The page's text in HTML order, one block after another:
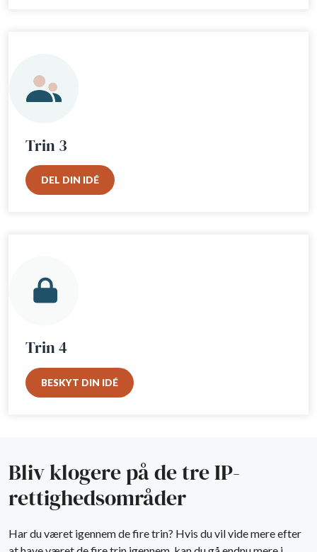
Trin 3
DEL DIN IDÉ
Trin 4
BESKYT DIN IDÉ
Bliv klogere på de tre IP-
rettighedsområder
Har du været igennem de fire trin? Hvis du vil vide mere efter